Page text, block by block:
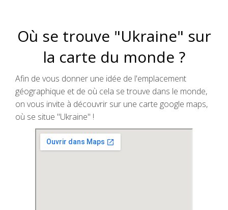
Où se trouve "Ukraine" sur
la carte du monde ?
Afin de vous donner une idée de l'emplacement
géographique et de où cela se trouve dans le monde,
on vous invite à découvrir sur une carte google maps,
où se situe "Ukraine" !